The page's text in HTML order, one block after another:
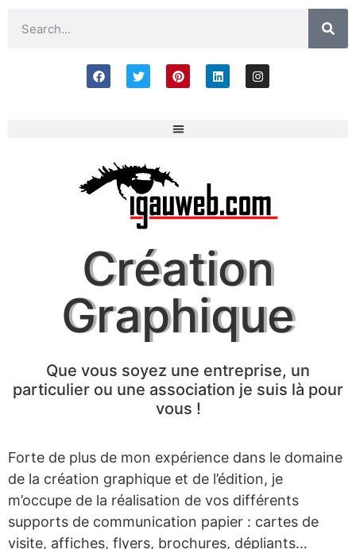
Création
Graphique​
Que vous soyez une entreprise, un
particulier ou une association je suis là pour
vous !
Forte de plus de mon expérience dans le domaine
de la création graphique et de l’édition, je
m’occupe de la réalisation de vos différents
supports de communication papier : cartes de
visite, affiches, flyers, brochures, dépliants…